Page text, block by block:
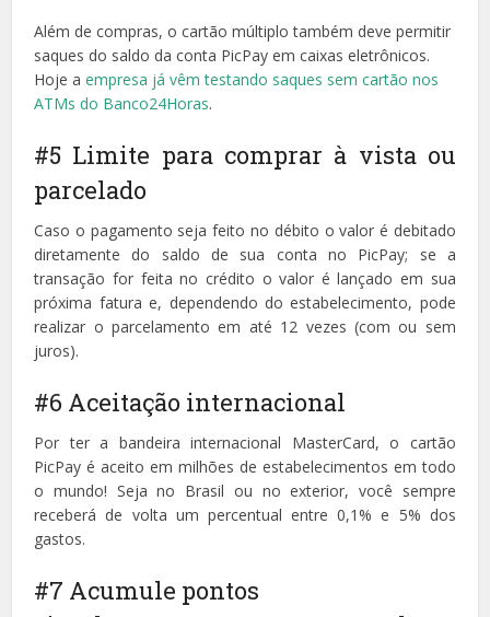
Além de compras, o cartão múltiplo também deve permitir
saques do saldo da conta PicPay em caixas eletrônicos.
Hoje aempresa já vêm testando saques sem cartão nos
ATMs do Banco24Horas.
#5 Limite para comprar à vista ou
parcelado
Caso o pagamento seja feito no débito o valor é debitado
diretamente do saldo de sua conta no PicPay; se a
transação for feita no crédito o valor é lançado em sua
próxima fatura e, dependendo do estabelecimento, pode
realizar o parcelamento em até 12 vezes (com ou sem
juros).
#6 Aceitação internacional
Por ter a bandeira internacional MasterCard, o cartão
PicPay é aceito em milhões de estabelecimentos em todo
o mundo! Seja no Brasil ou no exterior, você sempre
receberá de volta um percentual entre 0,1% e 5% dos
gastos.
#7 Acumule pontos